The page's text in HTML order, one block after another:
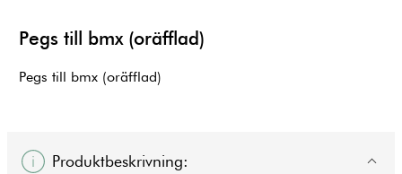
Pegs till bmx (oräfflad)
Pegs till bmx (oräfflad)
Produktbeskrivning: